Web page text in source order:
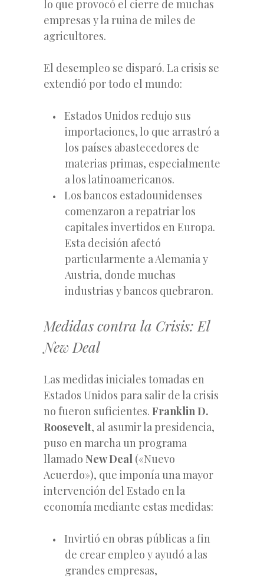
lo que provocó el cierre de muchas
empresas y la ruina de miles de
agricultores.
El desempleo se disparó. La crisis se
extendió por todo el mundo:
Estados Unidos redujo sus
importaciones, lo que arrastró a
los países abastecedores de
materias primas, especialmente
a los latinoamericanos.
Los bancos estadounidenses
comenzaron a repatriar los
capitales invertidos en Europa.
Esta decisión afectó
particularmente a Alemania y
Austria, donde muchas
industrias y bancos quebraron.
Medidas contra la Crisis: El
New Deal
Las medidas iniciales tomadas en
Estados Unidos para salir de la crisis
no fueron suficientes. Franklin D.
Roosevelt, al asumir la presidencia,
puso en marcha un programa
llamado New Deal («Nuevo
Acuerdo»), que imponía una mayor
intervención del Estado en la
economía mediante estas medidas:
Invirtió en obras públicas a fin
de crear empleo y ayudó a las
grandes empresas,